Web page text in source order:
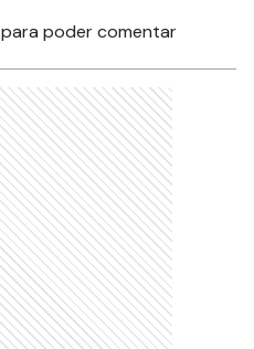
para poder comentar